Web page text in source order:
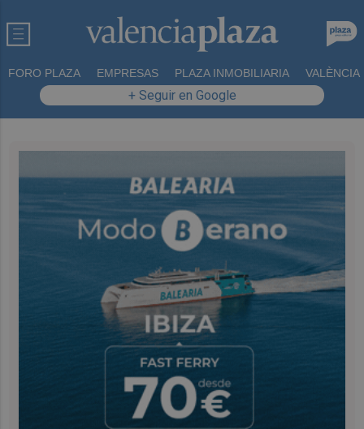
FORO PLAZA EMPRESAS PLAZA INMOBILIARIA VALÈNCIA
+ Seguir en Google